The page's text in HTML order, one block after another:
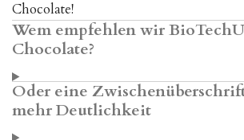
Chocolate!
Wem empfehlen wir
Chocolate?
Oder eine
mehr Deutlichkeit